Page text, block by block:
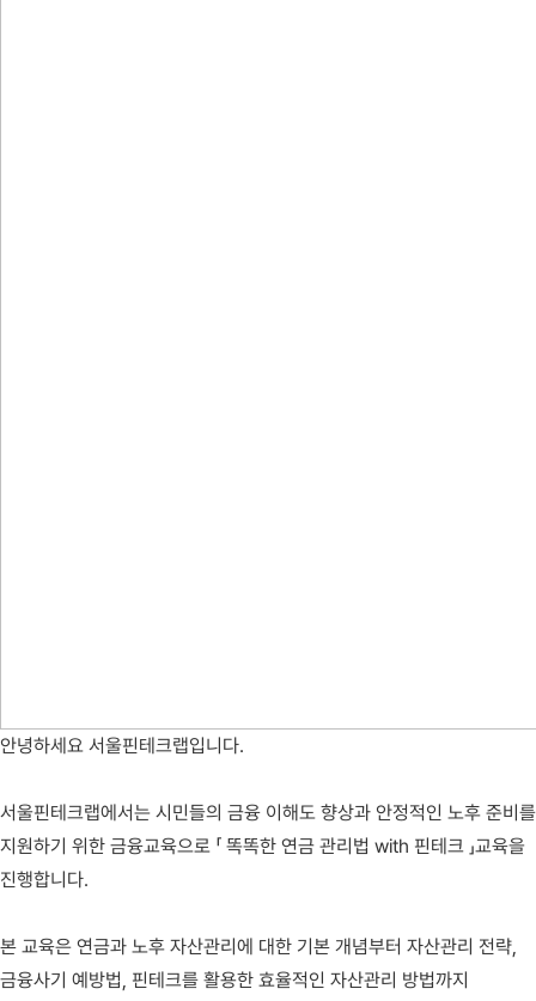
안녕하세요 서울핀테크랩입니다.
서울핀테크랩에서는 시민들의 금융 이해도 향상과 안정적인 노후 준비를
지원하기 위한 금융교육으로 「 똑똑한 연금 관리법 with 핀테크 」교육을
진행합니다.
본 교육은 연금과 노후 자산관리에 대한 기본 개념부터 자산관리 전략,
금융사기 예방법, 핀테크를 활용한 효율적인 자산관리 방법까지